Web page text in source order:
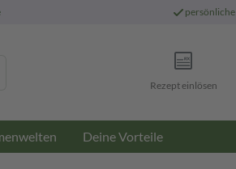
persönliche
Rezept einlösen
Deine Vorteile